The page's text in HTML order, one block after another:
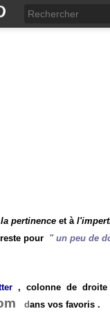
la pertinenceet à
pour "un peu de
, colonne de droite
dans vos favoris .